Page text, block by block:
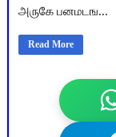
அருகே பனமடங...
Read More